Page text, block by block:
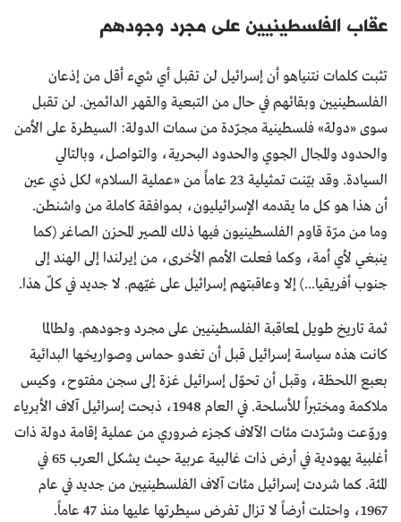
عقاب الفلسطينيين على مجرد وجودهم
تثبت كلمات نتنياهو أن إسرائيل لن تقبل أي شيء أقل من إذعان
الفلسطينيين وبقائهم في حال من التبعية والقهر الدائمين. لن تقبل
سوى «دولة» فلسطينية مجرّدة من سمات الدولة: السيطرة على الأمن
والحدود والمجال الجوي والحدود البحرية، والتواصل، وبالتالي
السيادة. وقد بيّنت تمثيلية 23 عاماً من «عملية السلام» لكل ذي عين
أن هذا هو كل ما يقدمه الإسرائيليون، بموافقة كاملة من واشنطن.
وما من مرّة قاوم الفلسطينيون فيها ذلك المصير المحزن الصاغر (كما
ينبغي لأي أمة، وكما فعلت الأمم الأخرى، من إيرلندا إلى الهند إلى
جنوب أفريقيا...) إلا وعاقبتهم إسرائيل على غيّهم. لا جديد في كلّ هذا.
ثمة تاريخ طويل لمعاقبة الفلسطينيين على مجرد وجودهم. ولطالما
كانت هذه سياسة إسرائيل قبل أن تغدو حماس وصواريخها البدائية
بعبع اللحظة، وقبل أن تحوّل إسرائيل غزة إلى سجن مفتوح، وكيس
ملاكمة ومختبراً للأسلحة. في العام 1948، ذبحت إسرائيل آلاف الأبرياء
وروّعت وشرّدت مئات الآلاف كجزء ضروري من عملية إقامة دولة ذات
أغلبية يهودية في أرض ذات غالبية عربية حيث يشكل العرب 65 في
المئة. كما شردت إسرائيل مئات آلاف الفلسطينيين من جديد في عام
1967، واحتلت أرضاً لا تزال تفرض سيطرتها عليها منذ 47 عاماً.